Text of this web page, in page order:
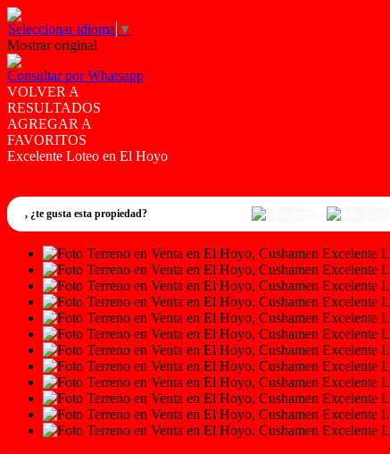
Seleccionar idioma ▼
Mostrar original
Consultar por Whatsapp
VOLVER A
RESULTADOS
AGREGAR A
FAVORITOS
Excelente Loteo en El Hoyo
, ¿te gusta esta propiedad?